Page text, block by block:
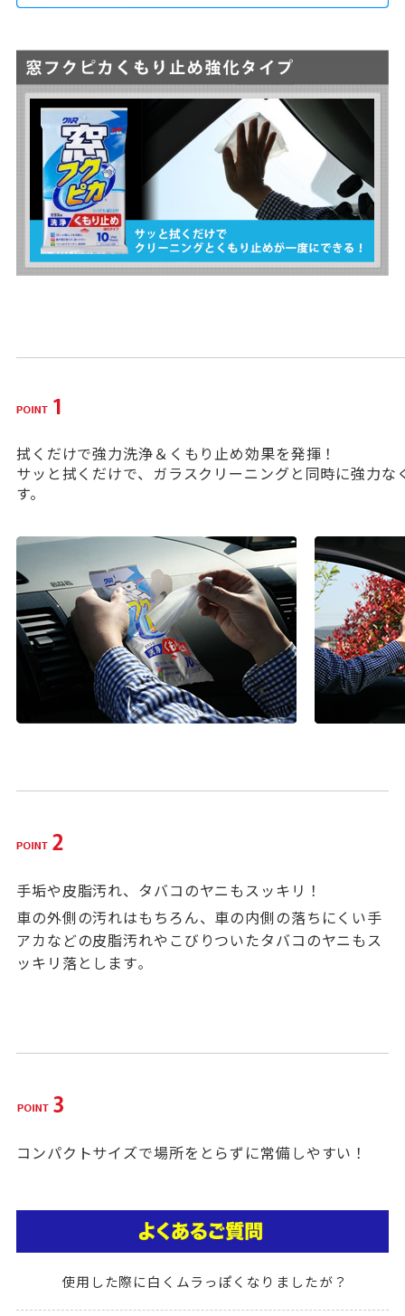
拭くだけで強力洗浄＆くもり止め効果を発揮！
サッと拭くだけで、ガラスクリーニングと同時に強力
す。
手垢や皮脂汚れ、タバコのヤニもスッキリ！
車の外側の汚れはもちろん、車の内側の落ちにくい手
アカなどの皮脂汚れやこびりついたタバコのヤニもス
ッキリ落とします。
コンパクトサイズで場所をとらずに常備しやすい！
使用した際に白くムラっぽくなりましたが？